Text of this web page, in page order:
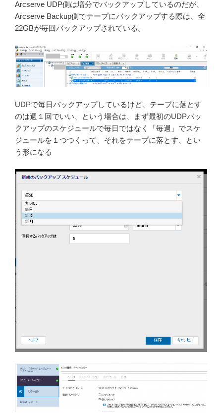
Arcserve UDP側は増分でバックアップしているのだが、
Arcserve Backup側でテープにバックアップする際は、全
22GBが毎回バックアップされている。
UDPで毎日バックアップしているけど、テープに落とす
のは週１回でいい、という場合は、まず最初のUDPバッ
クアップのスケジュールで毎日ではなく「毎週」でスケ
ジュールを１つつくって、それをテープに落とす、とい
う形になる